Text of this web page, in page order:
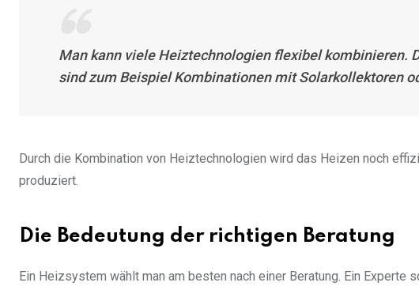
Man kann viele Heiztechnologien flexibel kombinieren.
sind zum Beispiel Kombinationen mit Solarkollektoren
Durch die Kombination von Heiztechnologien wird das Heizen noch
produziert.
Die Bedeutung der richtigen Beratung
Ein Heizsystem wählt man am besten nach einer Beratung. Ein Experte